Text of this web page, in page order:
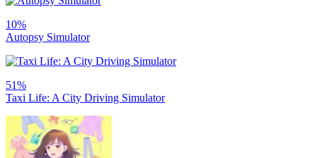
10%
Autopsy Simulator
51%
Taxi Life: A City Driving Simulator